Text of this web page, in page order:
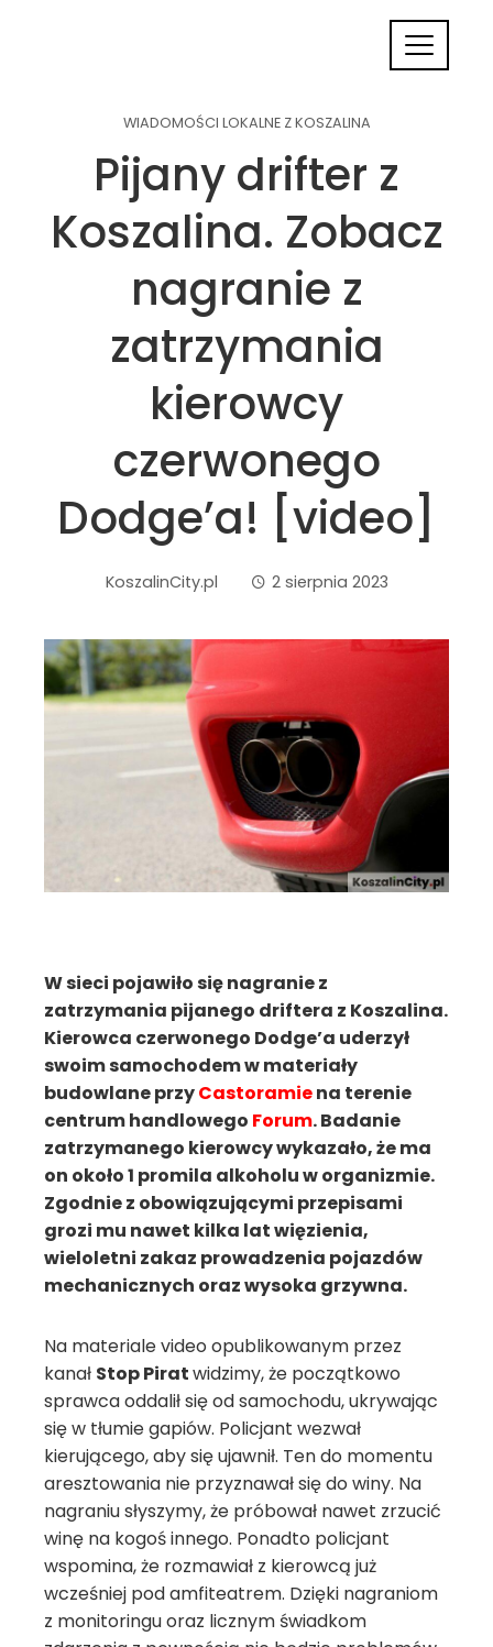
WIADOMOŚCI LOKALNE Z KOSZALINA
Pijany drifter z
Koszalina. Zobacz
nagranie z
zatrzymania
kierowcy
czerwonego
Dodge’a! [video]
KoszalinCity.pl 2 sierpnia 2023
W sieci pojawiło się nagranie z
zatrzymania pijanego driftera z Koszalina.
Kierowca czerwonego Dodge’a uderzył
swoim samochodem w materiały
budowlane przyCastoramiena terenie
centrum handlowego Forum. Badanie
zatrzymanego kierowcy wykazało, że ma
on około 1 promila alkoholu w organizmie.
Zgodnie z obowiązującymi przepisami
grozi mu nawet kilka lat więzienia,
wieloletni zakaz prowadzenia pojazdów
mechanicznych oraz wysoka grzywna.
Na materiale video opublikowanym przez
kanał Stop Piratwidzimy, że początkowo
sprawca oddalił się od samochodu, ukrywając
się w tłumie gapiów. Policjant wezwał
kierującego, aby się ujawnił. Ten do momentu
aresztowania nie przyznawał się do winy. Na
nagraniu słyszymy, że próbował nawet zrzucić
winę na kogoś innego. Ponadto policjant
wspomina, że rozmawiał z kierowcą już
wcześniej pod amfiteatrem. Dzięki nagraniom
z monitoringu oraz licznym świadkom